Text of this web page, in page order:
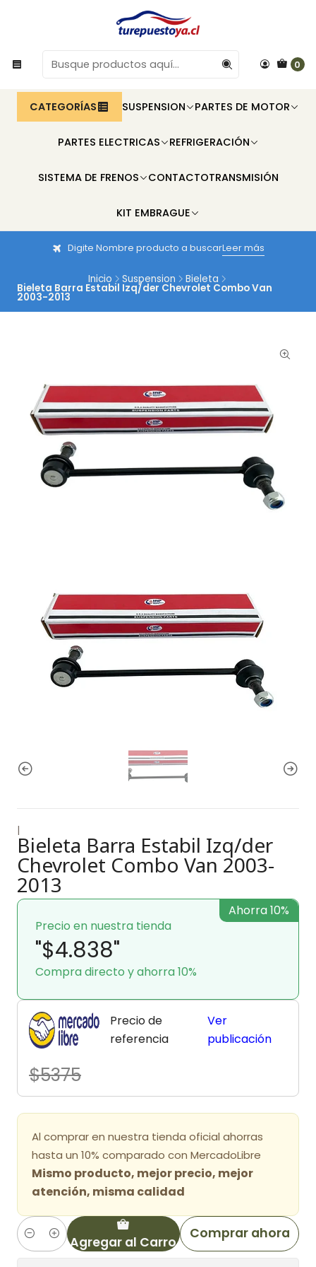
0
CATEGORÍAS SUSPENSION PARTES DE MOTOR
PARTES ELECTRICAS REFRIGERACIÓN
SISTEMA DE FRENOS CONTACTOTRANSMISIÓN
KIT EMBRAGUE
Digite Nombre producto a buscarLeer más
Inicio Suspension Bieleta
Bieleta Barra Estabil Izq/der Chevrolet Combo Van
2003-2013
|
Bieleta Barra Estabil Izq/der
Chevrolet Combo Van 2003-
2013
Precio en nuestra tienda
"$4.838"
Compra directo y ahorra 10%
Ahorra 10%
Precio de
referencia
$5375
Ver
publicación
Al comprar en nuestra tienda oficial ahorras
hasta un 10% comparado con MercadoLibre
Mismo producto, mejor precio, mejor
atención, misma calidad
Cantidad Agregar al Carro
Comprar ahora